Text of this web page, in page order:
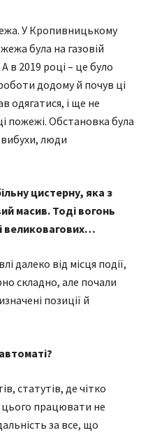
У Кропивницькому
була на газовій
в 2019 році – це було
додому й почув ці
одягатися, і ще не
пожежі. Обстановка була
люди
цистерну, яка з
масив. Тоді вогонь
великовагових…
далеко від місця події,
складно, але почали
позиції й
статутів, де чітко
цього працювати не
за все, що